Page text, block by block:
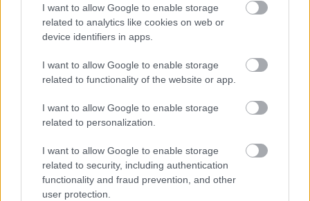
I want to allow Google to enable storage
related to analytics like cookies on web or
device identifiers in apps.
I want to allow Google to enable storage
related to functionality of the website or app.
I want to allow Google to enable storage
related to personalization.
I want to allow Google to enable storage
related to security, including authentication
functionality and fraud prevention, and other
user protection.
Paris Saint-Germain
Manchester United
Felkészülési szezon 4. mérkőzés
Nya Ullevi, Göteborg
2026-08-08 17:00